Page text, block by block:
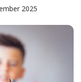
2025